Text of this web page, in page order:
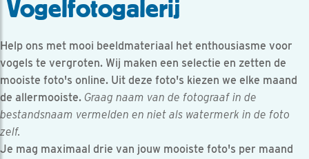
Vogelfotogalerij
Help ons met mooi beeldmateriaal het enthousiasme voor
vogels te vergroten. Wij maken een selectie en zetten de
mooiste foto's online. Uit deze foto's kiezen we elke maand
de allermooiste. Graag naam van de fotograaf in de
bestandsnaam vermelden en niet als watermerk in de foto
zelf.
Je mag maximaal drie van jouw mooiste foto's per maand